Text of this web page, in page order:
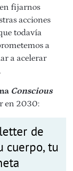
fijarnos
acciones
todavía
a
a acelerar
Conscious
en 2030:
de
cuerpo, tu